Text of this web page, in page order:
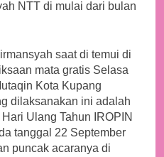
NTT di mulai dari bulan
saat di temui di
mata gratis Selasa
Kota Kupang
dilaksanakan ini adalah
Ulang Tahun IROPIN
tanggal 22 September
puncak acaranya di